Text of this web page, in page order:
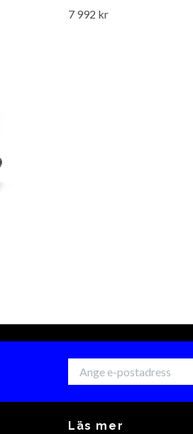
7 992 kr
Läs mer